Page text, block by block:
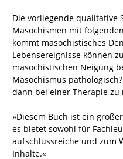
Die vorliegende qualitative
Masochismen mit
kommt masochistisches
Lebensereignisse können
masochistischen Neigung
Masochismus
dann bei einer Therapie zu
»Diesem Buch ist ein
es bietet sowohl für
aufschlussreiche und zum
Inhalte.«